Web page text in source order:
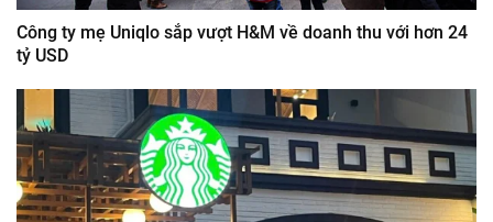
Công ty mẹ Uniqlo sắp vượt H&M về doanh thu với hơn 24
tỷ USD